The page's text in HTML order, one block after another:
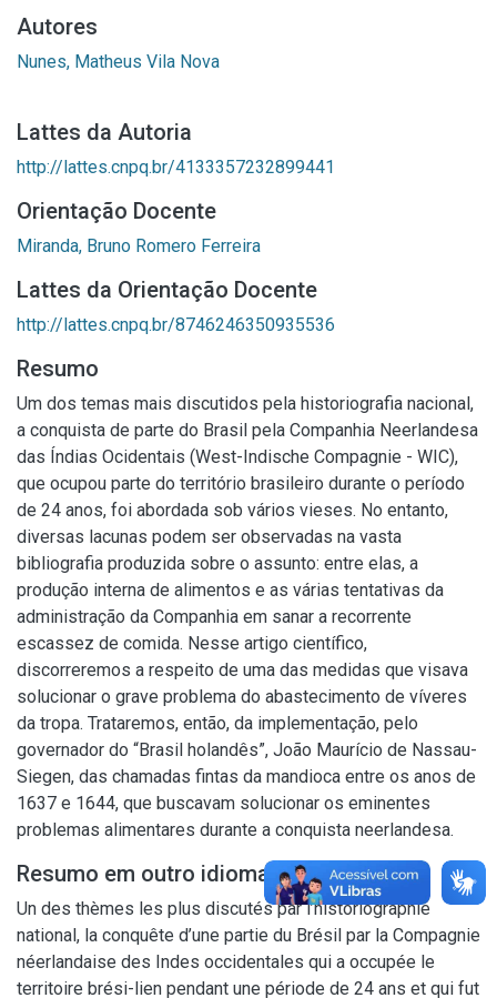
Autores
Nunes, Matheus Vila Nova
Lattes da Autoria
http://lattes.cnpq.br/4133357232899441
Orientação Docente
Miranda, Bruno Romero Ferreira
Lattes da Orientação Docente
http://lattes.cnpq.br/8746246350935536
Resumo
Um dos temas mais discutidos pela historiografia nacional,
a conquista de parte do Brasil pela Companhia Neerlandesa
das Índias Ocidentais (West-Indische Compagnie - WIC),
que ocupou parte do território brasileiro durante o período
de 24 anos, foi abordada sob vários vieses. No entanto,
diversas lacunas podem ser observadas na vasta
bibliografia produzida sobre o assunto: entre elas, a
produção interna de alimentos e as várias tentativas da
administração da Companhia em sanar a recorrente
escassez de comida. Nesse artigo científico,
discorreremos a respeito de uma das medidas que visava
solucionar o grave problema do abastecimento de víveres
da tropa. Trataremos, então, da implementação, pelo
governador do “Brasil holandês”, João Maurício de Nassau-
Siegen, das chamadas fintas da mandioca entre os anos de
1637 e 1644, que buscavam solucionar os eminentes
problemas alimentares durante a conquista neerlandesa.
Resumo em outro idioma
Un des thèmes les plus discutés par l’historiographie
national, la conquête d’une partie du Brésil par la Compagnie
néerlandaise des Indes occidentales qui a occupée le
territoire brési-lien pendant une période de 24 ans et qui fut